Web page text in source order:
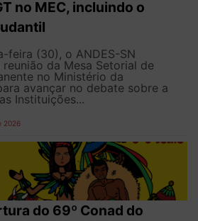
no MEC, incluindo o
feira (30), o ANDES-SN
da Mesa Setorial de
no Ministério da
avançar no debate sobre a
Instituições...
2026
do 69º Conad do